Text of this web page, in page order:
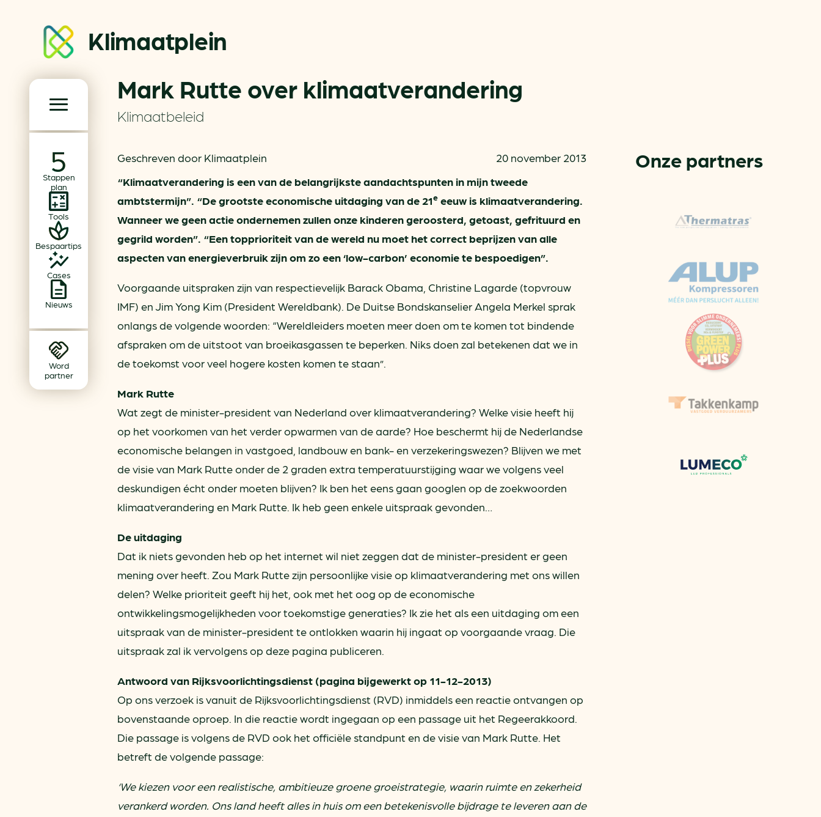
Klimaatplein
Stappen
plan
Tools
Bespaartips
Cases
Nieuws
Word
partner
Klimaatplein
Over ons
Partners
Word partner
Contact
Praktijkverhalen
Events
Nieuwsbrief
Dossiers
Beprijzing van CO2
Verduurzamen bedrijventerrein
Klimaattransitie op wijkniveau
Besparen
Op vervoer
CO2-voetafdruk calculator
MKB energie bespaarcheck
Terugverdien­tijden
Subsidiewijzer voor ondernemers
Voorkomen van klimaatschade
Autobrandstof besparen
Verlichtingscan
Wegwijzers energie besparen
Hergebruiken of recyclen van bijproducten
voor het MKB
Mark Rutte over klimaatverandering
Klimaatbeleid
Geschreven door Klimaatplein
20 november 2013
“Klimaatverandering is een van de belangrijkste aandachtspunten in mijn tweede
ambtstermijn”. “De grootste economische uitdaging van de 21e eeuw is klimaatverandering.
Wanneer we geen actie ondernemen zullen onze kinderen geroosterd, getoast, gefrituurd en
gegrild worden”. “Een topprioriteit van de wereld nu moet het correct beprijzen van alle
aspecten van energieverbruik zijn om zo een ‘low-carbon’ economie te bespoedigen”.
Voorgaande uitspraken zijn van respectievelijk Barack Obama, Christine Lagarde (topvrouw
IMF) en Jim Yong Kim (President Wereldbank). De Duitse Bondskanselier Angela Merkel sprak
onlangs de volgende woorden: “Wereldleiders moeten meer doen om te komen tot bindende
afspraken om de uitstoot van broeikasgassen te beperken. Niks doen zal betekenen dat we in
de toekomst voor veel hogere kosten komen te staan”.
Mark Rutte
Wat zegt de minister-president van Nederland over klimaatverandering? Welke visie heeft hij
op het voorkomen van het verder opwarmen van de aarde? Hoe beschermt hij de Nederlandse
economische belangen in vastgoed, landbouw en bank- en verzekeringswezen? Blijven we met
de visie van Mark Rutte onder de 2 graden extra temperatuurstijging waar we volgens veel
deskundigen écht onder moeten blijven? Ik ben het eens gaan googlen op de zoekwoorden
klimaatverandering en Mark Rutte. Ik heb geen enkele uitspraak gevonden…
De uitdaging
Dat ik niets gevonden heb op het internet wil niet zeggen dat de minister-president er geen
mening over heeft. Zou Mark Rutte zijn persoonlijke visie op klimaatverandering met ons willen
delen? Welke prioriteit geeft hij het, ook met het oog op de economische
ontwikkelingsmogelijkheden voor toekomstige generaties? Ik zie het als een uitdaging om een
uitspraak van de minister-president te ontlokken waarin hij ingaat op voorgaande vraag. Die
uitspraak zal ik vervolgens op deze pagina publiceren.
Antwoord van Rijksvoorlichtingsdienst (pagina bijgewerkt op 11-12-2013)
Op ons verzoek is vanuit de Rijksvoorlichtingsdienst (RVD) inmiddels een reactie ontvangen op
bovenstaande oproep. In die reactie wordt ingegaan op een passage uit het Regeerakkoord.
Die passage is volgens de RVD ook het officiële standpunt en de visie van Mark Rutte. Het
betreft de volgende passage:
‘We kiezen voor een realistische, ambitieuze groene groeistrategie, waarin ruimte en zekerheid
verankerd worden. Ons land heeft alles in huis om een betekenisvolle bijdrage te leveren aan de
Onze partners